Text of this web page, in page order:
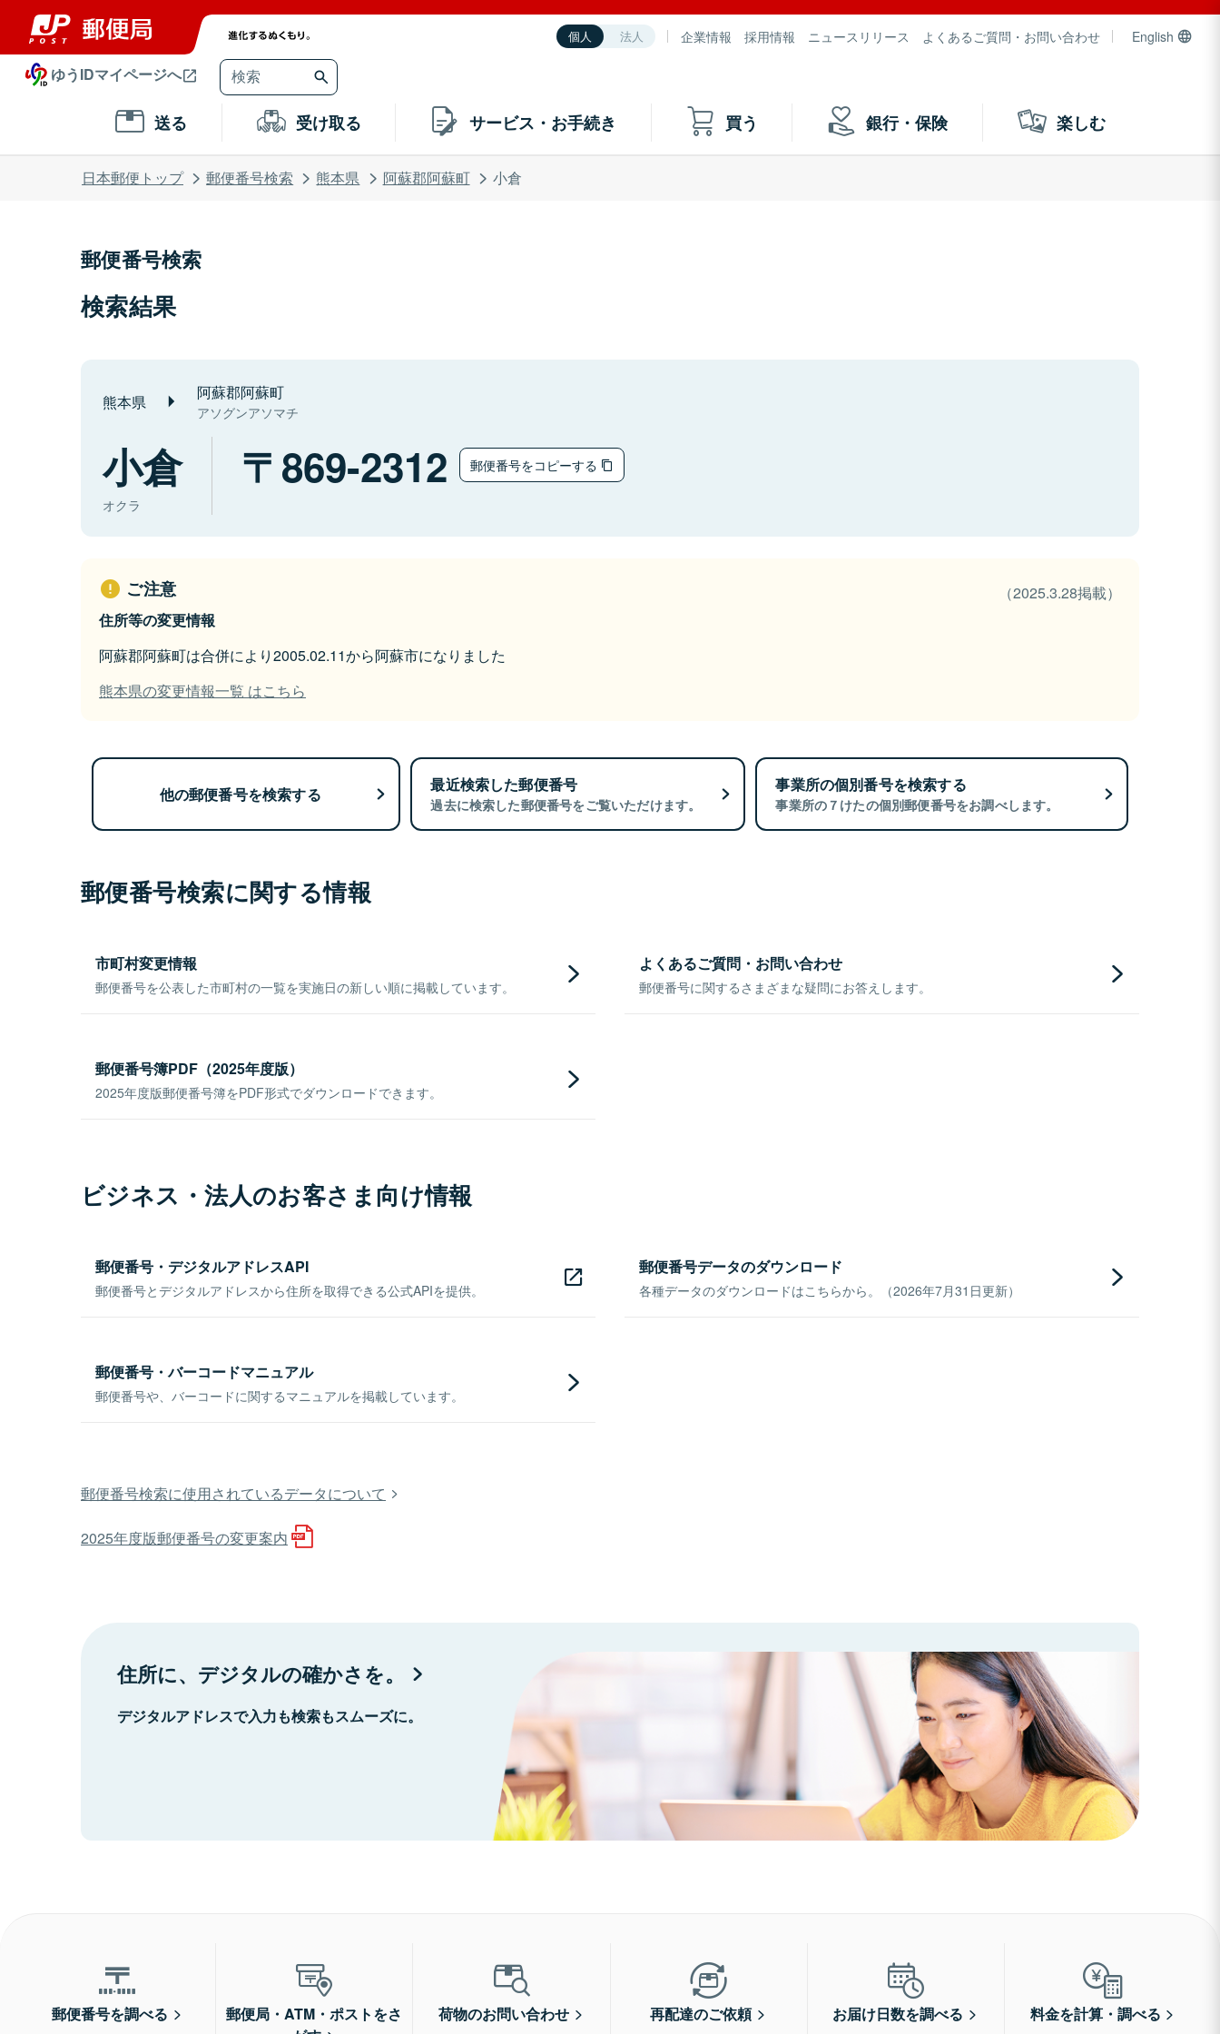
個人 法人 企業情報 採用情報 ニュースリリース よくあるご質問・お問い合わせ English
ゆうIDマイページへ
送る 受け取る サービス・お手続き 買う 銀行・保険 楽しむ
日本郵便トップ 郵便番号検索 熊本県 阿蘇郡阿蘇町 小倉
郵便番号検索
検索結果
熊本県 阿蘇郡阿蘇町
アソグンアソマチ
小倉
オクラ
869-2312 郵便番号をコピーする
ご注意
（2025.3.28掲載）
住所等の変更情報
阿蘇郡阿蘇町は合併により2005.02.11から阿蘇市になりました
熊本県の変更情報一覧 はこちら
他の郵便番号を検索する 最近検索した郵便番号
過去に検索した郵便番号をご覧いただけます。
事業所の個別番号を検索する
事業所の７けたの個別郵便番号をお調べします。
郵便番号検索に関する情報
市町村変更情報
郵便番号を公表した市町村の一覧を実施日の新しい順に掲載しています。
よくあるご質問・お問い合わせ
郵便番号に関するさまざまな疑問にお答えします。
郵便番号簿PDF（2025年度版）
2025年度版郵便番号簿をPDF形式でダウンロードできます。
ビジネス・法人のお客さま向け情報
郵便番号・デジタルアドレスAPI
郵便番号とデジタルアドレスから住所を取得できる公式APIを提供。
郵便番号データのダウンロード
各種データのダウンロードはこちらから。（2026年7月31日更新）
郵便番号・バーコードマニュアル
郵便番号や、バーコードに関するマニュアルを掲載しています。
郵便番号検索に使用されているデータについて
2025年度版郵便番号の変更案内
住所に、デジタルの確かさを。
デジタルアドレスで入力も検索もスムーズに。
郵便番号を調べる
郵便局・ATM・ポストをさ
荷物のお問い合わせ 再配達のご依頼 お届け日数を調べる 料金を計算・調べる